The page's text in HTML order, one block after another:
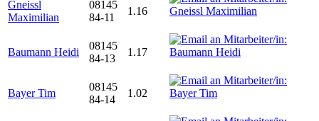
Gneissl
Maximilian
08145
84-11
1.16
Baumann Heidi
08145
84-13
1.17
Bayer Tim
08145
84-14
1.02